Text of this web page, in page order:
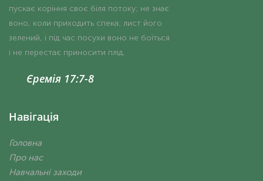
пускає коріння своє біля потоку; не знає
воно, коли приходить спека; лист його
зелений, і під час посухи воно не боїться
і не перестає приносити плід.
Єремія 17:7-8
Навігація
Головна
Про нас
Навчальні заходи